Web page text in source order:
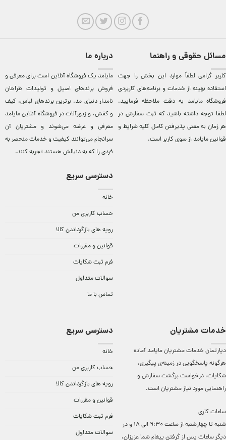
مسائل حقوقی و راهنما
کاربر گرامی لطفاً موارد این بخش را جهت
استفاده بهینه از خدمات و برنامه‌‏های کاربردی
فروشگاه مایامد به دقت ملاحظه فرمایید.
لطفا توجه داشته باشید که ثبت سفارش در
هر زمان به معنی پذیرفتن کامل کلیهشرایط و
قوانین مایامداز سوی کاربر است.
درباره ما
مایامد يک فروشگاه آنلاين است برای معرفی و
فروش برندهای اصيل و توليدات طراحان
نامدار دنيای مد. برترين‌ برندهای لباس، کيف
و کفش، و زيورآلات در فروشگاه آنلاين مایامد
معرفی و عرضه می‌شوند و مشتريان آن
سرانجام می‌توانند کيفيت و خدمات منحصر به
فردی را که به دنبالش هستند تجربه کنند.
دسترسی سریع
خانه
حساب کاربری من
رویه های بازگرداندن کالا
قوانین و مقررات
فرم ثبت شکایات
سوالات متداول
تماس با ما
خدمات مشتریان
دپارتمان خدمات مشتریان مایامد آماده
هرگونه پاسخگویی در زمینه‌ی پیگیری،
شکایات، درخواست برگشت سفارش و
راهنمایی مورد نیاز مشتریان است.
ساعات کاری
شنبه تا چهارشنبه از ساعت 9:30 الی 18 و در
دیگر ساعات ‌پس از گرفتن پیغام شما عزیزان،
دسترسی سریع
خانه
حساب کاربری من
رویه های بازگرداندن کالا
قوانین و مقررات
فرم ثبت شکایات
سوالات متداول